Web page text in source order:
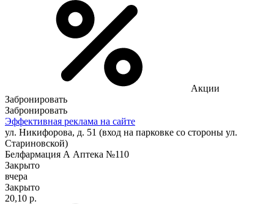
Акции
Забронировать
Забронировать
Эффективная реклама на сайте
ул. Никифорова, д. 51 (вход на парковке со стороны ул.
Стариновской)
Белфармация А Аптека №110
Закрыто
вчера
Закрыто
20,10 р.